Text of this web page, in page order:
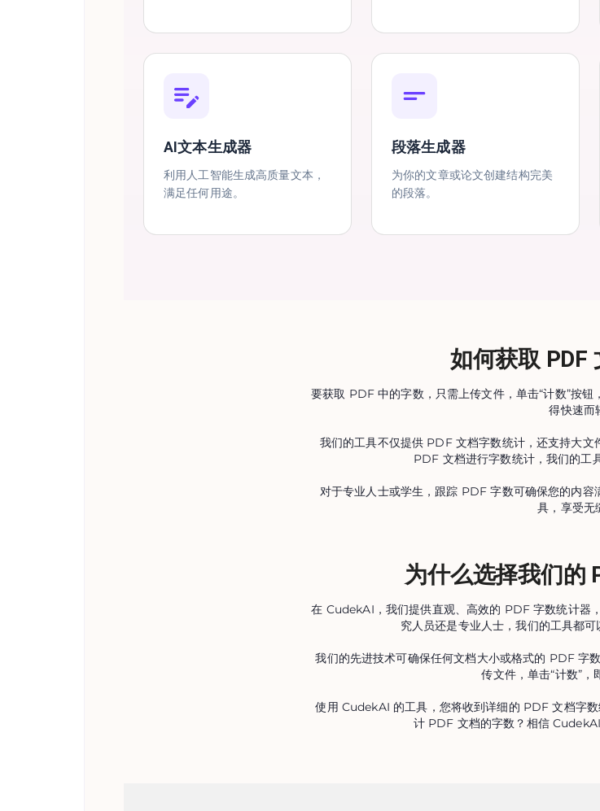
AI文本生成器
利用人工智能生成高质量文本，
满足任何用途。
段落生成器
为你的文章或论文创建结构完美
的段落。
如何获取 PDF
要获取 PDF 中的字数，只需上传文件，单击“计数”按
得快速而
我们的工具不仅提供 PDF 文档字数统计，还支持大
PDF 文档进行字数统计，我们的工
对于专业人士或学生，跟踪 PDF 字数可确保您的内
具，享受无
为什么选择我们的
在 CudekAI，我们提供直观、高效的 PDF 字数统计器
究人员还是专业人士，我们的工具都
我们的先进技术可确保任何文档大小或格式的 PDF 字
传文件，单击“计数”，
使用 CudekAI 的工具，您将收到详细的 PDF 文档字
计 PDF 文档的字数？相信